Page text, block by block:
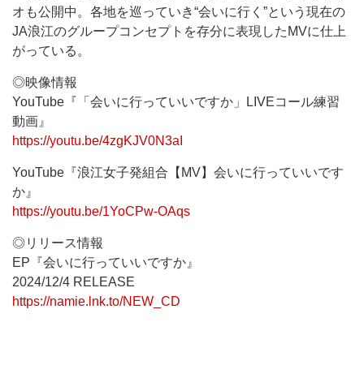
オも公開中。各地を巡っていき“会いに行く”という現在の
JA浪江のグループコンセプトを存分に表現したMVに仕上
がっている。
◎映像情報
YouTube『「会いに行っていいですか」LIVEコール練習
動画』
https://youtu.be/4zgKJV0N3aI
YouTube『浪江女子発組合【MV】会いに行っていいです
か』
https://youtu.be/1YoCPw-OAqs
◎リリース情報
EP『会いに行っていいですか』
2024/12/4 RELEASE
https://namie.lnk.to/NEW_CD